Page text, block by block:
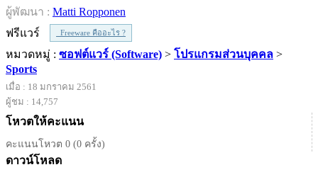
ผู้พัฒนา : Matti Ropponen
ฟรีแวร์
Freeware คืออะไร ?
หมวดหมู่ : ซอฟต์แวร์ (Software) > โปรแกรมส่วนบุคคล >
Sports
เมื่อ : 18 มกราคม 2561
ผู้ชม : 14,757
โหวตให้คะแนน
คะแนนโหวต 0 (0 ครั้ง)
ดาวน์โหลด